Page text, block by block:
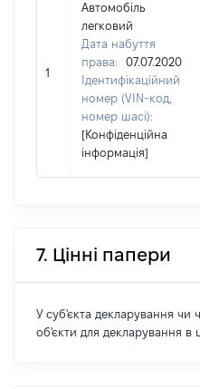
1
Автомобіль
легковий
Дата набуття
права:
07.07.2020
Ідентифікаційний
номер (VIN-код,
номер шасі):
[Конфіденційна
інформація]
7. Цінні папери
У суб'єкта декларування чи
об'єкти для декларування в